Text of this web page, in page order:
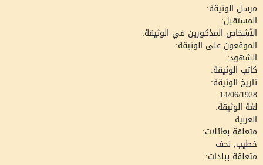
مرسل الوثيقة:
المستقبل:
الأشخاص المذكورين في الوثيقة:
الموقعون على الوثيقة:
الشهود:
كاتب الوثيقة:
تاريخ الوثيقة:
14/06/1928
لغة الوثيقة:
العربية
متعلقة بعائلات:
خطيب, نحف
متعلقة ببلدات: